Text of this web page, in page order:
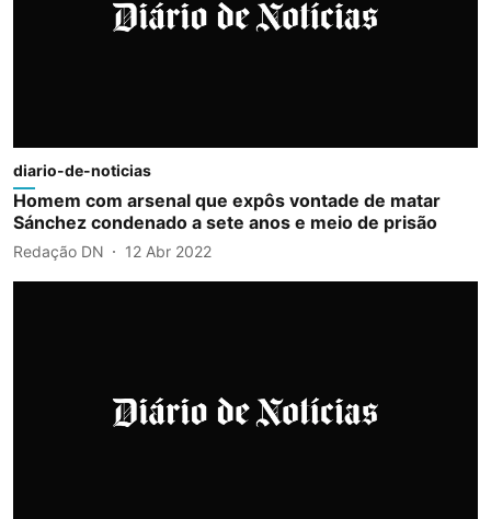
diario-de-noticias
Homem com arsenal que expôs vontade de matar
Sánchez condenado a sete anos e meio de prisão
Redação DN 12 Abr 2022